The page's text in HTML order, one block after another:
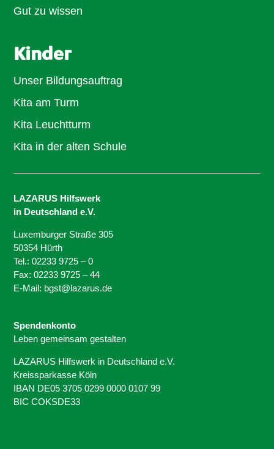
Gut zu wissen
Kinder
Unser Bildungsauftrag
Kita am Turm
Kita Leuchtturm
Kita in der alten Schule
LAZARUS Hilfswerk
in Deutschland e.V.
Luxemburger Straße 305
50354 Hürth
Tel.: 02233 9725 – 0
Fax: 02233 9725 – 44
E-Mail: bgst@lazarus.de
Spendenkonto
Leben gemeinsam gestalten
LAZARUS Hilfswerk in Deutschland e.V.
Kreissparkasse Köln
IBAN DE05 3705 0299 0000 0107 99
BIC COKSDE33